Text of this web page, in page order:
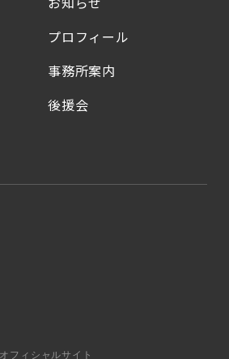
プロフィール
事務所案内
後援会
フィシャルサイト